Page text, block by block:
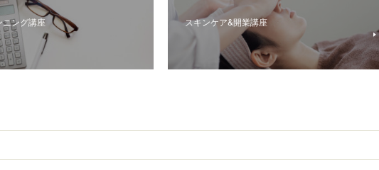
ング講座 スキンケア&開業講座